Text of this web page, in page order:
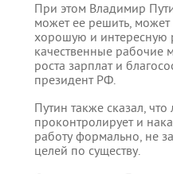
При этом Владимир
может ее решить,
хорошую и интересную
качественные рабочие
роста зарплат и
президент РФ.
Путин также сказал,
проконтролирует и
работу формально, не
целей по существу.